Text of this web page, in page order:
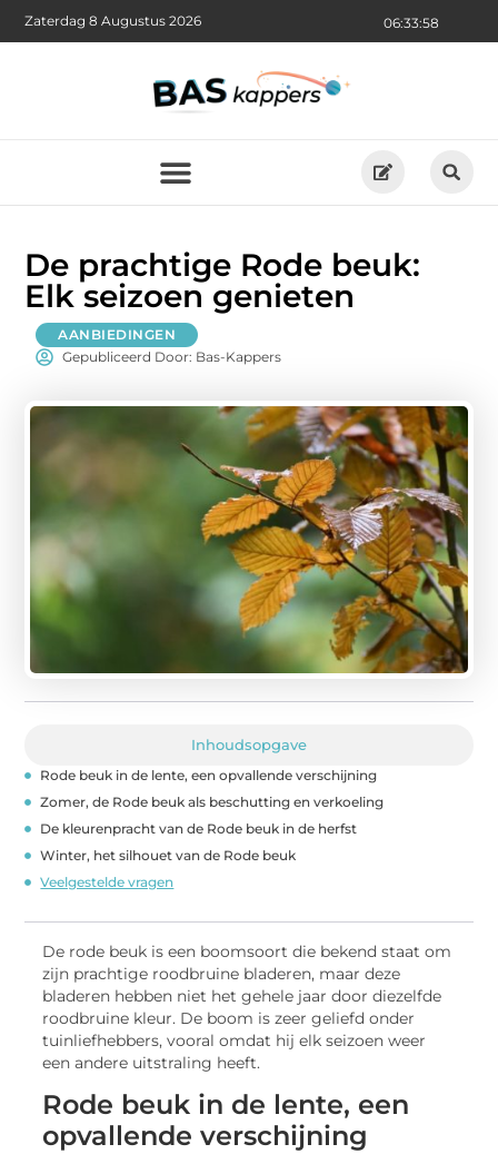
06:34:00
Zaterdag 8 Augustus 2026
De prachtige Rode beuk:
Elk seizoen genieten
AANBIEDINGEN
Gepubliceerd Door: Bas-Kappers
Inhoudsopgave
Rode beuk in de lente, een opvallende verschijning
Zomer, de Rode beuk als beschutting en verkoeling
De kleurenpracht van de Rode beuk in de herfst
Winter, het silhouet van de Rode beuk
Veelgestelde vragen
De rode beuk is een boomsoort die bekend staat om
zijn prachtige roodbruine bladeren, maar deze
bladeren hebben niet het gehele jaar door diezelfde
roodbruine kleur. De boom is zeer geliefd onder
tuinliefhebbers, vooral omdat hij elk seizoen weer
een andere uitstraling heeft.
Rode beuk in de lente, een
opvallende verschijning